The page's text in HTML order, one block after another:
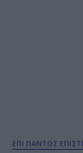
ΕΠΙ ΠΑΝΤΟΣ